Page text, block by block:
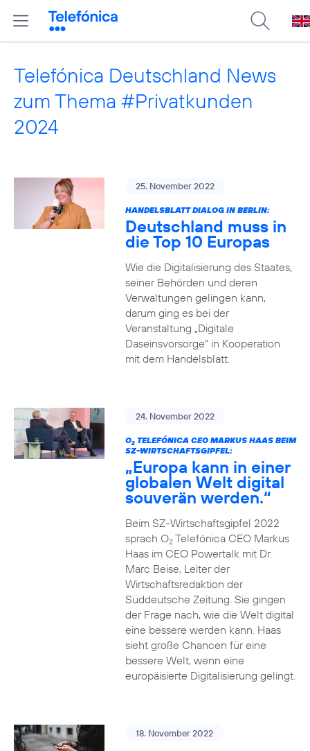
Telefónica Deutschland News
zum Thema #Privatkunden
2024
25. November 2022
HANDELSBLATT DIALOG IN BERLIN:
Deutschland muss in
die Top 10 Europas
Wie die Digitalisierung des Staates,
seiner Behörden und deren
Verwaltungen gelingen kann,
darum ging es bei der
Veranstaltung „Digitale
Daseinsvorsorge“ in Kooperation
mit dem Handelsblatt.
24. November 2022
O2TELEFÓNICA CEO MARKUS HAAS BEIM
SZ-WIRTSCHAFTSGIPFEL:
„Europa kann in einer
globalen Welt digital
souverän werden.“
Beim SZ-Wirtschaftsgipfel 2022
sprach O2Telefónica CEO Markus
Haas im CEO Powertalk mit Dr.
Marc Beise, Leiter der
Wirtschaftsredaktion der
Süddeutsche Zeitung. Sie gingen
der Frage nach, wie die Welt digital
eine bessere werden kann. Haas
sieht große Chancen für eine
bessere Welt, wenn eine
europäisierte Digitalisierung gelingt.
18. November 2022